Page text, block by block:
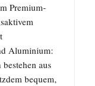
Premium-
Aluminium:
aus
bequem,